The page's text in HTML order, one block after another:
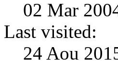
02 Mar
Last visited:
24 Aou